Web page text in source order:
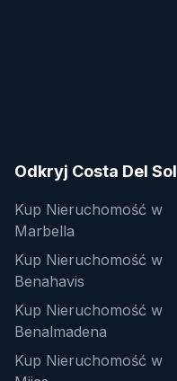
Odkryj Costa Del Sol
Kup Nieruchomość w
Marbella
Kup Nieruchomość w
Benahavis
Kup Nieruchomość w
Benalmadena
Kup Nieruchomość w